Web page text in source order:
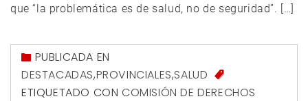
que “la problemática es de salud, no de seguridad”. […]
PUBLICADA EN
DESTACADAS,PROVINCIALES,SALUD
ETIQUETADO CON COMISIÓN DE DERECHOS